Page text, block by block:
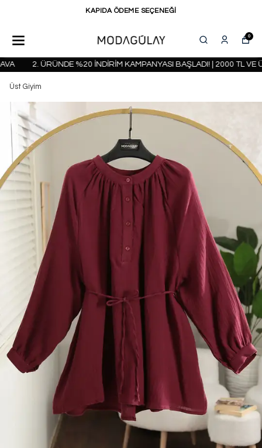
KAPIDA ÖDEME SEÇENEĞİ
0
2. ÜRÜNDE %20 İNDİRİM KAMPANYASI BAŞLADI! | 2000 TL VE
Üst Giyim